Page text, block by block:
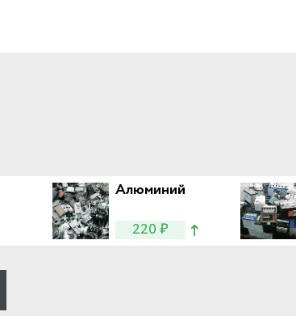
Алюминий
220 ₽